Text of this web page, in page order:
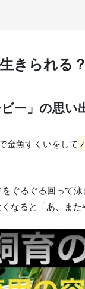
きられる？
ー」の思い
金魚すくいをして
ぐるぐる回って
なると「あ、また